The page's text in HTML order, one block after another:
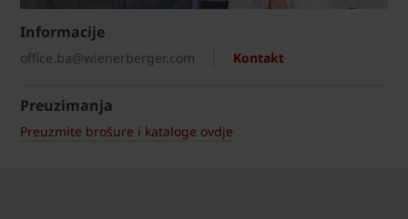
Informacije
Kontakt
office.ba@wienerberger.com
Preuzimanja
Preuzmite brošure i kataloge ovdje